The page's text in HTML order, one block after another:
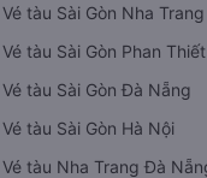
Vé tàu Sài Gòn Nha Trang
Vé tàu Sài Gòn Phan Thiết
Vé tàu Sài Gòn Đà Nẵng
Vé tàu Sài Gòn Hà Nội
Vé tàu Nha Trang Đà